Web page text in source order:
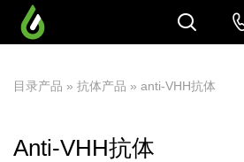
目录产品 » 抗体产品 » anti-VHH抗体
Anti-VHH抗体